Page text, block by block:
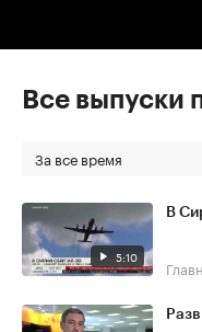
Все выпуски
За все время
5:10
В